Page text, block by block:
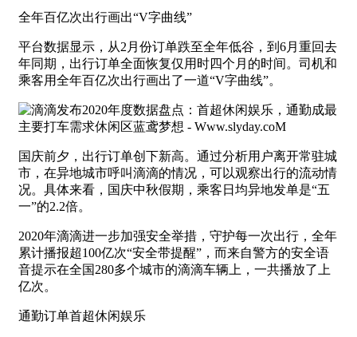
全年百亿次出行画出“V字曲线”
平台数据显示，从2月份订单跌至全年低谷，到6月重回去
年同期，出行订单全面恢复仅用时四个月的时间。司机和
乘客用全年百亿次出行画出了一道“V字曲线”。
国庆前夕，出行订单创下新高。通过分析用户离开常驻城
市，在异地城市呼叫滴滴的情况，可以观察出行的流动情
况。具体来看，国庆中秋假期，乘客日均异地发单是“五
一”的2.2倍。
2020年滴滴进一步加强安全举措，守护每一次出行，全年
累计播报超100亿次“安全带提醒”，而来自警方的安全语
音提示在全国280多个城市的滴滴车辆上，一共播放了上
亿次。
通勤订单首超休闲娱乐